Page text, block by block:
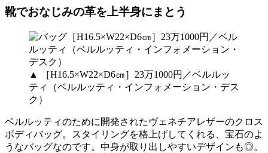
靴でおなじみの革を上半身にまとう
▲ ［H16.5×W22×D6㎝］23万1000円／ベルルッ
ティ（ベルルッティ・インフォメーション・デス
ク）
ベルルッティのために開発されたヴェネチアレザーのクロス
ボディバッグ。スタイリングを格上げしてくれる、宝石のよ
うなバッグなのです。中身が取り出しやすいデザインも◎。